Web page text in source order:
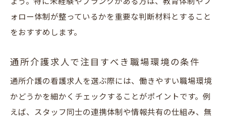
構え
安城市で理想の看護求人を見極めるポイント
地域密着型通所介護求人を比較する際の基
さ
ォロー体制が整っているかを重要な判断材料とすること
をおすすめします。
通所介護求人で注目すべき職場環境の条件
通所介護の看護求人を選ぶ際には、働きやすい職場環境
かどうかを細かくチェックすることがポイントです。例
えば、スタッフ同士の連携体制や情報共有の仕組み、無